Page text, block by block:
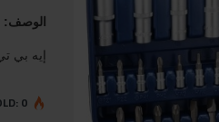
الوصف:
إيه بي تي
0